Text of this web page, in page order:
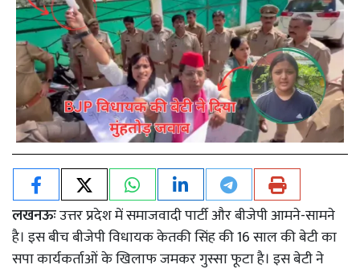
लखनऊःउत्तर प्रदेश में समाजवादी पार्टी और बीजेपी आमने-सामने
है। इस बीच बीजेपी विधायक केतकी सिंह की 16 साल की बेटी का
सपा कार्यकर्ताओं के खिलाफ जमकर गुस्सा फूटा है। इस बेटी ने